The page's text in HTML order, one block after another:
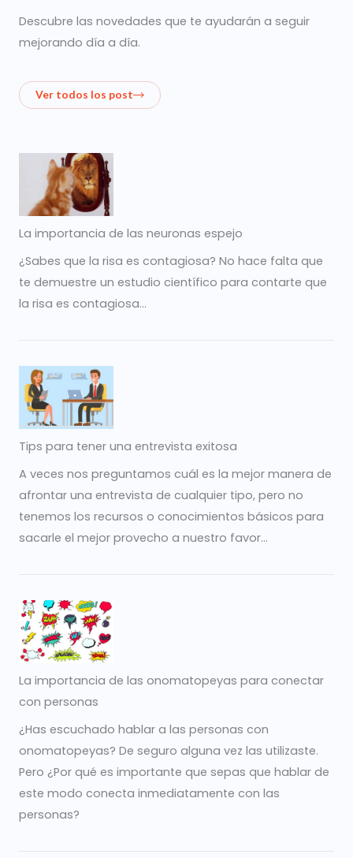
Descubre las novedades que te ayudarán a seguir
mejorando día a día.
Ver todos los post
La importancia de las neuronas espejo
¿Sabes que la risa es contagiosa? No hace falta que
te demuestre un estudio científico para contarte que
la risa es contagiosa…
Tips para tener una entrevista exitosa
A veces nos preguntamos cuál es la mejor manera de
afrontar una entrevista de cualquier tipo, pero no
tenemos los recursos o conocimientos básicos para
sacarle el mejor provecho a nuestro favor...
La importancia de las onomatopeyas para conectar
con personas
¿Has escuchado hablar a las personas con
onomatopeyas? De seguro alguna vez las utilizaste.
Pero ¿Por qué es importante que sepas que hablar de
este modo conecta inmediatamente con las
personas?